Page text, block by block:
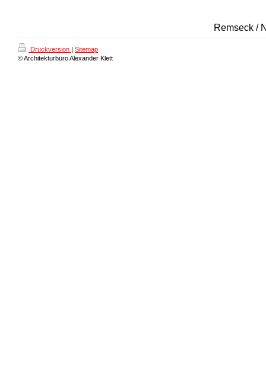
Remseck /
Druckversion | Sitemap
© Architekturbüro Alexander Klett